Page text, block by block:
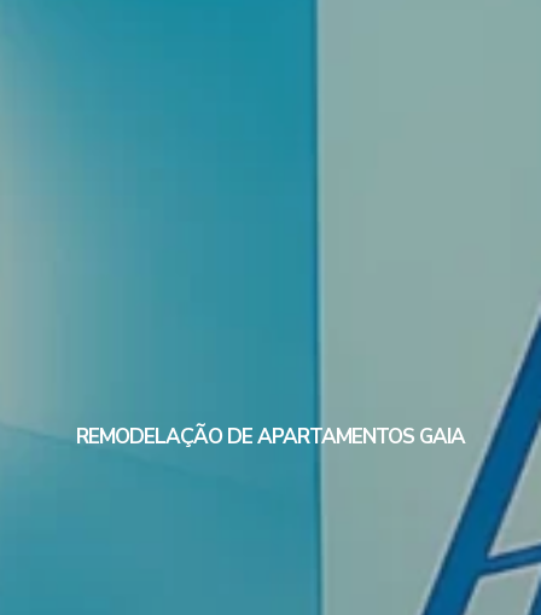
REMODELAÇÃO DE APARTAMENTOS GAIA